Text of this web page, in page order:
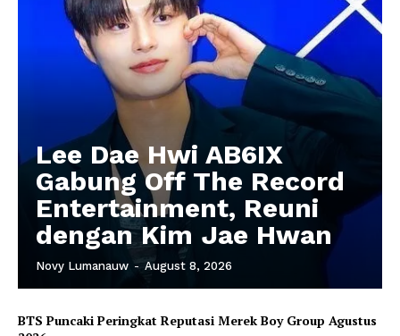
Lee Dae Hwi AB6IX
Gabung Off The Record
Entertainment, Reuni
dengan Kim Jae Hwan
Novy Lumanauw - August 8, 2026
BTS Puncaki Peringkat Reputasi Merek Boy Group Agustus